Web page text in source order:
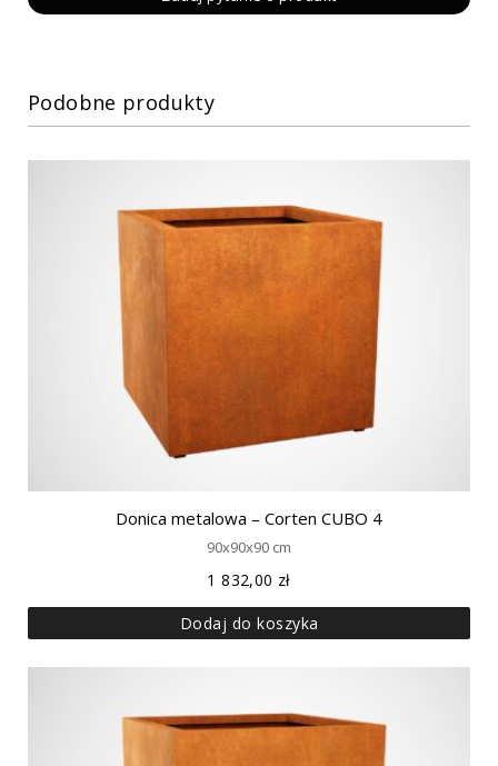
Podobne produkty
Donica metalowa – Corten CUBO 4
90x90x90 cm
1 832,00 zł
Dodaj do koszyka